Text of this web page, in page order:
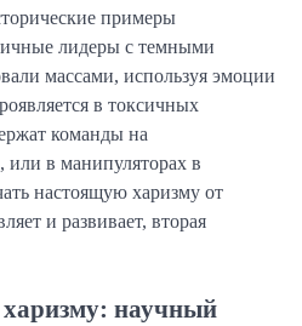
примеры
лидеры с темными
массами, используя эмоции
в токсичных
команды на
в манипуляторах в
настоящую харизму от
и развивает, вторая
научный